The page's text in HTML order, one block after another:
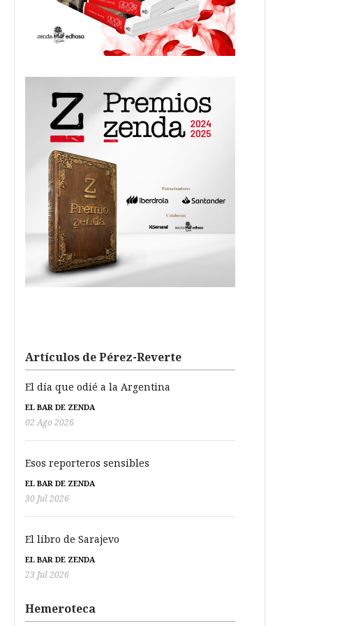
Artículos de Pérez-Reverte
El día que odié a la Argentina
EL BAR DE ZENDA
02 Ago 2026
Esos reporteros sensibles
EL BAR DE ZENDA
30 Jul 2026
El libro de Sarajevo
EL BAR DE ZENDA
23 Jul 2026
Hemeroteca